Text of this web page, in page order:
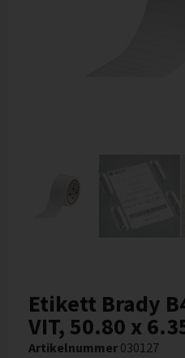
Etikett Brady
VIT, 50.80 x
Artikelnummer 030127